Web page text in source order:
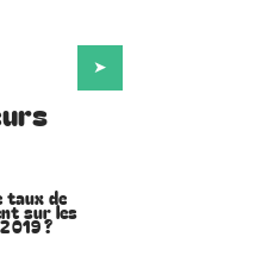
taux de
sur les
?